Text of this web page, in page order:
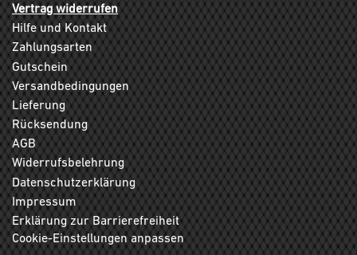
Vertrag widerrufen
Hilfe und Kontakt
Zahlungsarten
Gutschein
Versandbedingungen
Lieferung
Rücksendung
AGB
Widerrufsbelehrung
Datenschutzerklärung
Impressum
Erklärung zur Barrierefreiheit
Cookie-Einstellungen anpassen